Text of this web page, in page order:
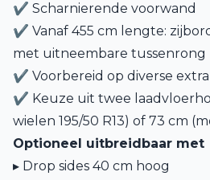
✔ Scharnierende voorwand
✔ Vanaf 455 cm lengte:
met uitneembare tussenrong
✔ Voorbereid op diverse
✔ Keuze uit twee
wielen 195/50 R13) of 73 cm
Optioneel uitbreidbaar met
▸ Drop sides 40 cm hoog